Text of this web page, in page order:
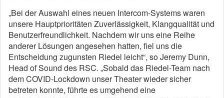
„Bei der Auswahl eines neuen Intercom-Systems waren
unsere Hauptprioritäten Zuverlässigkeit, Klangqualität und
Benutzerfreundlichkeit. Nachdem wir uns eine Reihe
anderer Lösungen angesehen hatten, fiel uns die
Entscheidung zugunsten Riedel leicht“, so Jeremy Dunn,
Head of Sound des RSC. „Sobald das Riedel-Team nach
dem COVID-Lockdown unser Theater wieder sicher
betreten konnte, führte es umgehend eine